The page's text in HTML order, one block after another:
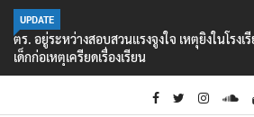
UPDATE
ตร. อยู่ระหว่างสอบสวนแรงจูงใจ เหตุยิงในโร
เด็กก่อเหตุเครียดเรื่องเรียน